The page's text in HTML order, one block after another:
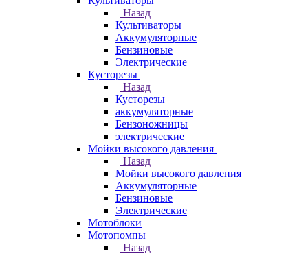
Назад
Культиваторы
Аккумуляторные
Бензиновые
Электрические
Кусторезы
Назад
Кусторезы
аккумуляторные
Бензоножницы
электрические
Мойки высокого давления
Назад
Мойки высокого давления
Аккумуляторные
Бензиновые
Электрические
Мотоблоки
Мотопомпы
Назад